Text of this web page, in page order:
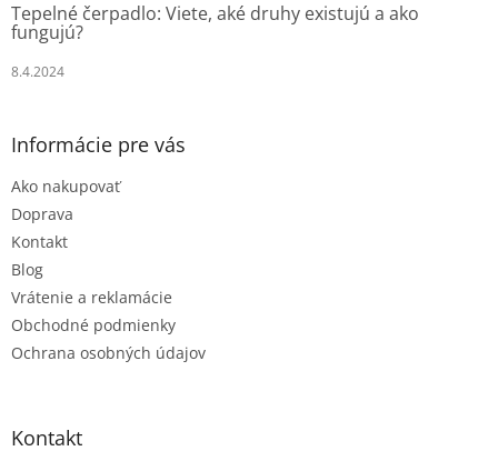
Tepelné čerpadlo: Viete, aké druhy existujú a ako
fungujú?
8.4.2024
Informácie pre vás
Ako nakupovať
Doprava
Kontakt
Blog
Vrátenie a reklamácie
Obchodné podmienky
Ochrana osobných údajov
Kontakt